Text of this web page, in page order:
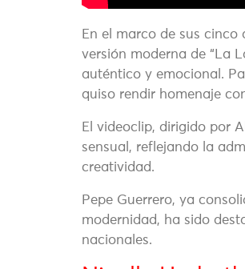
En el marco de sus
versión moderna de “La
auténtico y emocional.
quiso rendir homenaje
El videoclip, dirigido por
sensual, reflejando la
creatividad.
Pepe Guerrero, ya
modernidad, ha sido
nacionales.